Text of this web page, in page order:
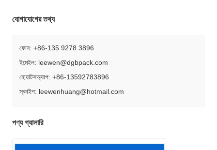
যোগাযোগের তথ্য
ফোন: +86-135 9278 3896
ইমেইল: leewen@dgbpack.com
হোয়াটসঅ্যাপ: +86-13592783896
স্কাইপ: leewenhuang@hotmail.com
পণ্য গ্যালারি